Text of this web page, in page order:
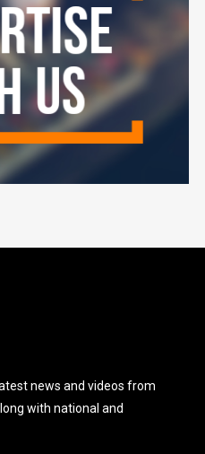
news and videos from
with national and